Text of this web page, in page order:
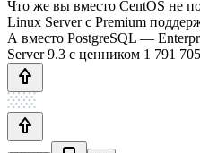
Что же вы вместо CentOS не
Linux Server с Premium
А вместо PostgreSQL —
Server 9.3 с ценником 1 791